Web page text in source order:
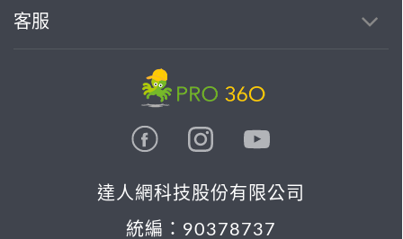
客服
達人網科技股份有限公司
統編：90378737